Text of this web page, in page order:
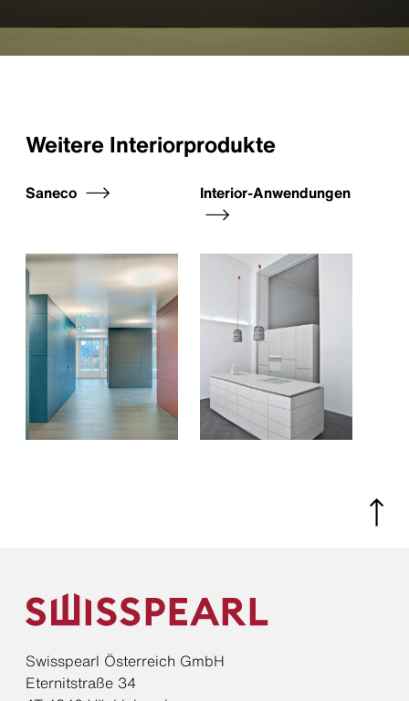
Weitere Interiorprodukte
Saneco Interior-Anwendungen
Swisspearl Österreich GmbH
Eternitstraße 34